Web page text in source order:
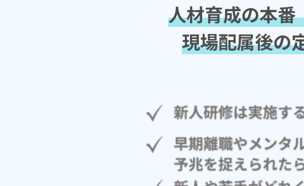
人材育成の本番
現場配属後の